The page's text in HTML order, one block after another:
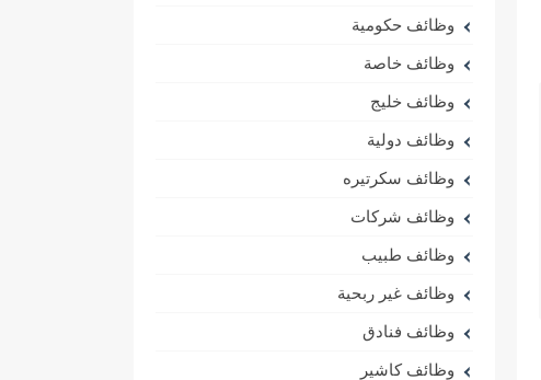
وظائف حكومية
وظائف خاصة
وظائف خليج
وظائف دولية
وظائف سكرتيره
وظائف شركات
وظائف طبيب
وظائف غير ربحية
وظائف فنادق
وظائف كاشير